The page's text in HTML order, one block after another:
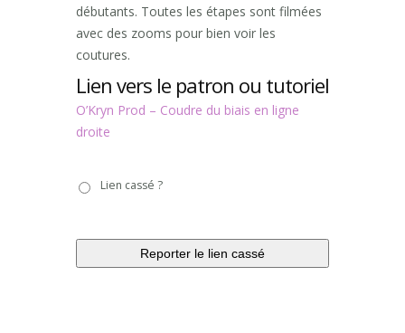
débutants. Toutes les étapes sont filmées
avec des zooms pour bien voir les
coutures.
Lien vers le patron ou tutoriel
O’Kryn Prod – Coudre du biais en ligne
droite
casséLien cassé ?